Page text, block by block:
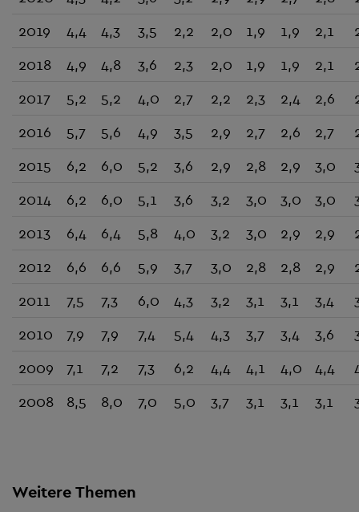
2019
4,4 4,3 3,5 2,2 2,0 1,9 1,9 2,1
2018
4,9 4,8 3,6 2,3 2,0 1,9 1,9 2,1
2017
5,2 5,2 4,0 2,7 2,2 2,3 2,4 2,6
2016
5,7 5,6 4,9 3,5 2,9 2,7 2,6 2,7
2015
6,2 6,0 5,2 3,6 2,9 2,8 2,9 3,0
2014
6,2 6,0 5,1 3,6 3,2 3,0 3,0 3,0
2013
6,4 6,4 5,8 4,0 3,2 3,0 2,9 2,9
2012
6,6 6,6 5,9 3,7 3,0 2,8 2,8 2,9
2011
7,5 7,3 6,0 4,3 3,2 3,1 3,1 3,4
2010
7,9 7,9 7,4 5,4 4,3 3,7 3,4 3,6
2009
7,1 7,2 7,3 6,2 4,4 4,1 4,0 4,4
2008
8,5 8,0 7,0 5,0 3,7 3,1 3,1 3,1
Weitere Themen